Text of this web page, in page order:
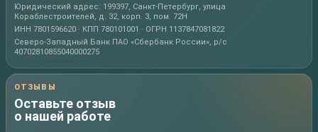
Юридический адрес: 199397, Санкт-Петербург, улица
Кораблестроителей, д. 32, корп. 3, пом. 72Н
ИНН 7801596620 · КПП 780101001 · ОГРН 1137847081822
Северо-Западный Банк ПАО «Сбербанк России», р/с
40702810855040000275
ОТЗЫВЫ
Оставьте отзыв
о нашей работе